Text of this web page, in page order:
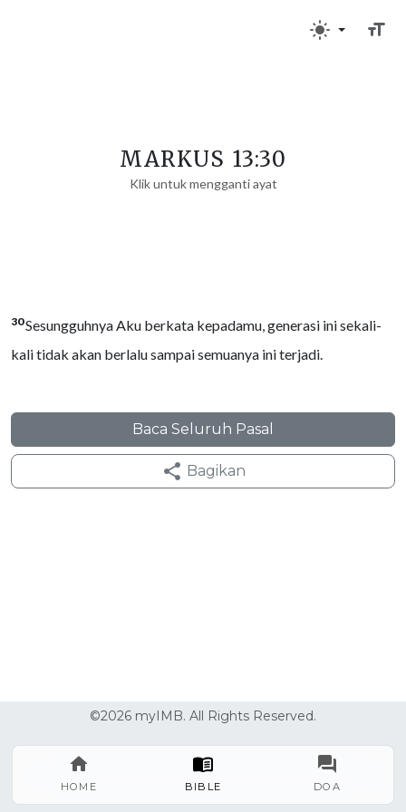
HOME BIBLE DOA
MARKUS 13:30
Klik untuk mengganti ayat
30Sesungguhnya Aku berkata kepadamu, generasi ini sekali-
kali tidak akan berlalu sampai semuanya ini terjadi.
Baca Seluruh Pasal
Bagikan
©2026 myIMB. All Rights Reserved.